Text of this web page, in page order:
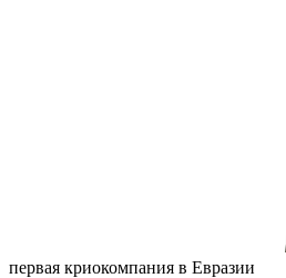
первая криокомпания в Евразии